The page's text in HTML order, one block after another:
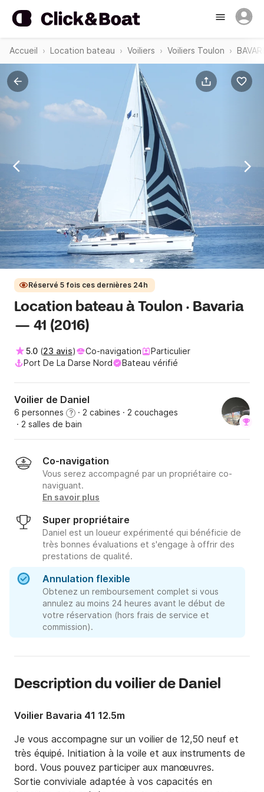
Accueil Location bateau Voiliers Voiliers Toulon
Réservé 5 fois ces dernières 24h
Location bateau à Toulon · Bavaria
— 41 (2016)
5.0 (23 avis) Co-navigation
Particulier
Port De La Darse Nord
Bateau vérifié
Voilier de Daniel
6 personnes ? · 2 cabines · 2 couchages
· 2 salles de bain
Co-navigation
Vous serez accompagné par un propriétaire co-
naviguant.
En savoir plus
Super propriétaire
Daniel est un loueur expérimenté qui bénéficie de
très bonnes évaluations et s'engage à offrir des
prestations de qualité.
Annulation flexible
Obtenez un remboursement complet si vous
annulez au moins 24 heures avant le début de
votre réservation (hors frais de service et
commission).
Description du voilier de Daniel
Voilier Bavaria 41 12.5m
Je vous accompagne sur un voilier de 12,50 neuf et
très équipé. Initiation à la voile et aux instruments de
bord. Vous pouvez participer aux manœuvres.
Sortie conviviale adaptée à vos capacités en